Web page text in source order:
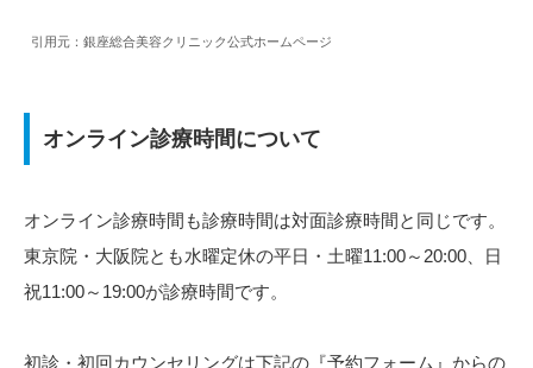
引用元：銀座総合美容クリニック公式ホームページ
オンライン診療時間について
オンライン診療時間も診療時間は対面診療時間と同じです。
東京院・大阪院とも水曜定休の平日・土曜11:00～20:00、日
祝11:00～19:00が診療時間です。
初診・初回カウンセリングは下記の『予約フォーム』からの